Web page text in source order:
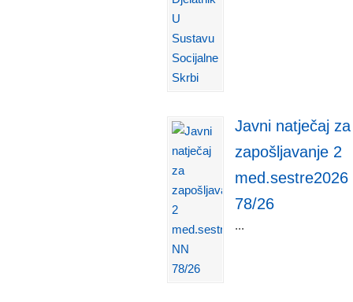
Javni natječaj za
zapošljavanje 2
med.sestre2026
78/26
...